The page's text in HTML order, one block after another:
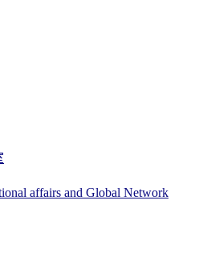
affairs and Global Network